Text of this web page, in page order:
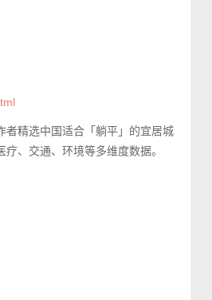
者精选中国适合「躺平」的宜居城
、交通、环境等多维度数据。